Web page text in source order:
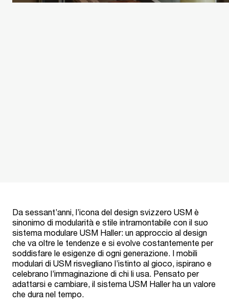
Da sessant’anni, l’icona del design svizzero USM è
sinonimo di modularità e stile intramontabile con il suo
sistema modulare USM Haller: un approccio al design
che va oltre le tendenze e si evolve costantemente per
soddisfare le esigenze di ogni generazione. I mobili
modulari di USM risvegliano l’istinto al gioco, ispirano e
celebrano l’immaginazione di chi li usa. Pensato per
adattarsi e cambiare, il sistema USM Haller ha un valore
che dura nel tempo.